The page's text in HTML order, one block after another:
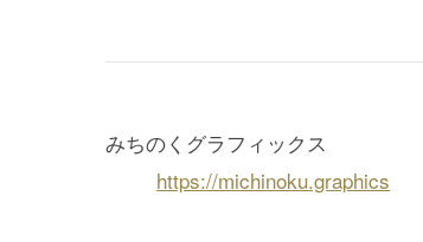
みちのくグラフィックス
https://michinoku.graphics